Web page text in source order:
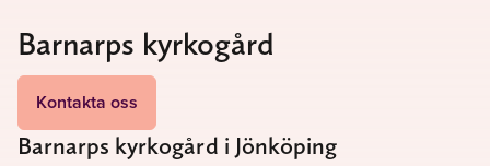
Barnarps kyrkogård
Kontakta oss
Barnarps kyrkogård i Jönköping